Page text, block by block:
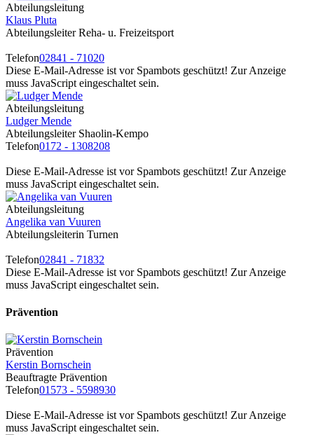
Abteilungsleitung
Klaus Pluta
Abteilungsleiter Reha- u. Freizeitsport
Telefon02841 - 71020
Diese E-Mail-Adresse ist vor Spambots geschützt! Zur Anzeige
muss JavaScript eingeschaltet sein.
Abteilungsleitung
Ludger Mende
Abteilungsleiter Shaolin-Kempo
Telefon0172 - 1308208
Diese E-Mail-Adresse ist vor Spambots geschützt! Zur Anzeige
muss JavaScript eingeschaltet sein.
Abteilungsleitung
Angelika van Vuuren
Abteilungsleiterin Turnen
Telefon02841 - 71832
Diese E-Mail-Adresse ist vor Spambots geschützt! Zur Anzeige
muss JavaScript eingeschaltet sein.
Prävention
Prävention
Kerstin Bornschein
Beauftragte Prävention
Telefon01573 - 5598930
Diese E-Mail-Adresse ist vor Spambots geschützt! Zur Anzeige
muss JavaScript eingeschaltet sein.